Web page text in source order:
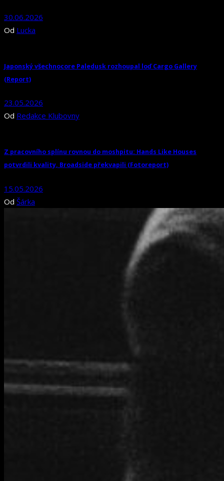
30.06.2026
Od Lucka
Japonský všechnocore Paledusk rozhoupal loď Cargo Gallery
(Report)
23.05.2026
Od Redakce Klubovny
Z pracovního splínu rovnou do moshpitu: Hands Like Houses
potvrdili kvality, Broadside překvapili (Fotoreport)
15.05.2026
Od Šárka